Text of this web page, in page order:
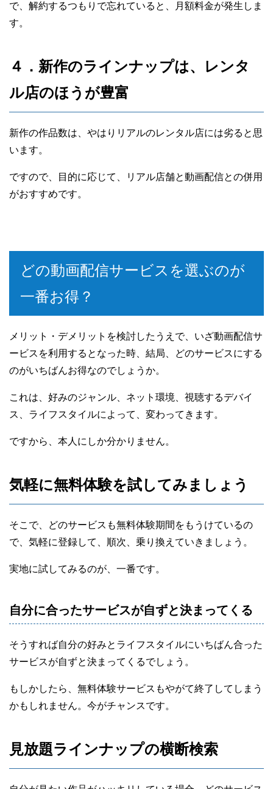
で、解約するつもりで忘れていると、月額料金が発生しま
す。
４．新作のラインナップは、レンタ
ル店のほうが豊富
新作の作品数は、やはりリアルのレンタル店には劣ると思
います。
ですので、目的に応じて、リアル店舗と動画配信との併用
がおすすめです。
どの動画配信サービスを選ぶのが
一番お得？
メリット・デメリットを検討したうえで、いざ動画配信サ
ービスを利用するとなった時、結局、どのサービスにする
のがいちばんお得なのでしょうか。
これは、好みのジャンル、ネット環境、視聴するデバイ
ス、ライフスタイルによって、変わってきます。
ですから、本人にしか分かりません。
気軽に無料体験を試してみましょう
そこで、どのサービスも無料体験期間をもうけているの
で、気軽に登録して、順次、乗り換えていきましょう。
実地に試してみるのが、一番です。
自分に合ったサービスが自ずと決まってくる
そうすれば自分の好みとライフスタイルにいちばん合った
サービスが自ずと決まってくるでしょう。
もしかしたら、無料体験サービスもやがて終了してしまう
かもしれません。今がチャンスです。
見放題ラインナップの横断検索